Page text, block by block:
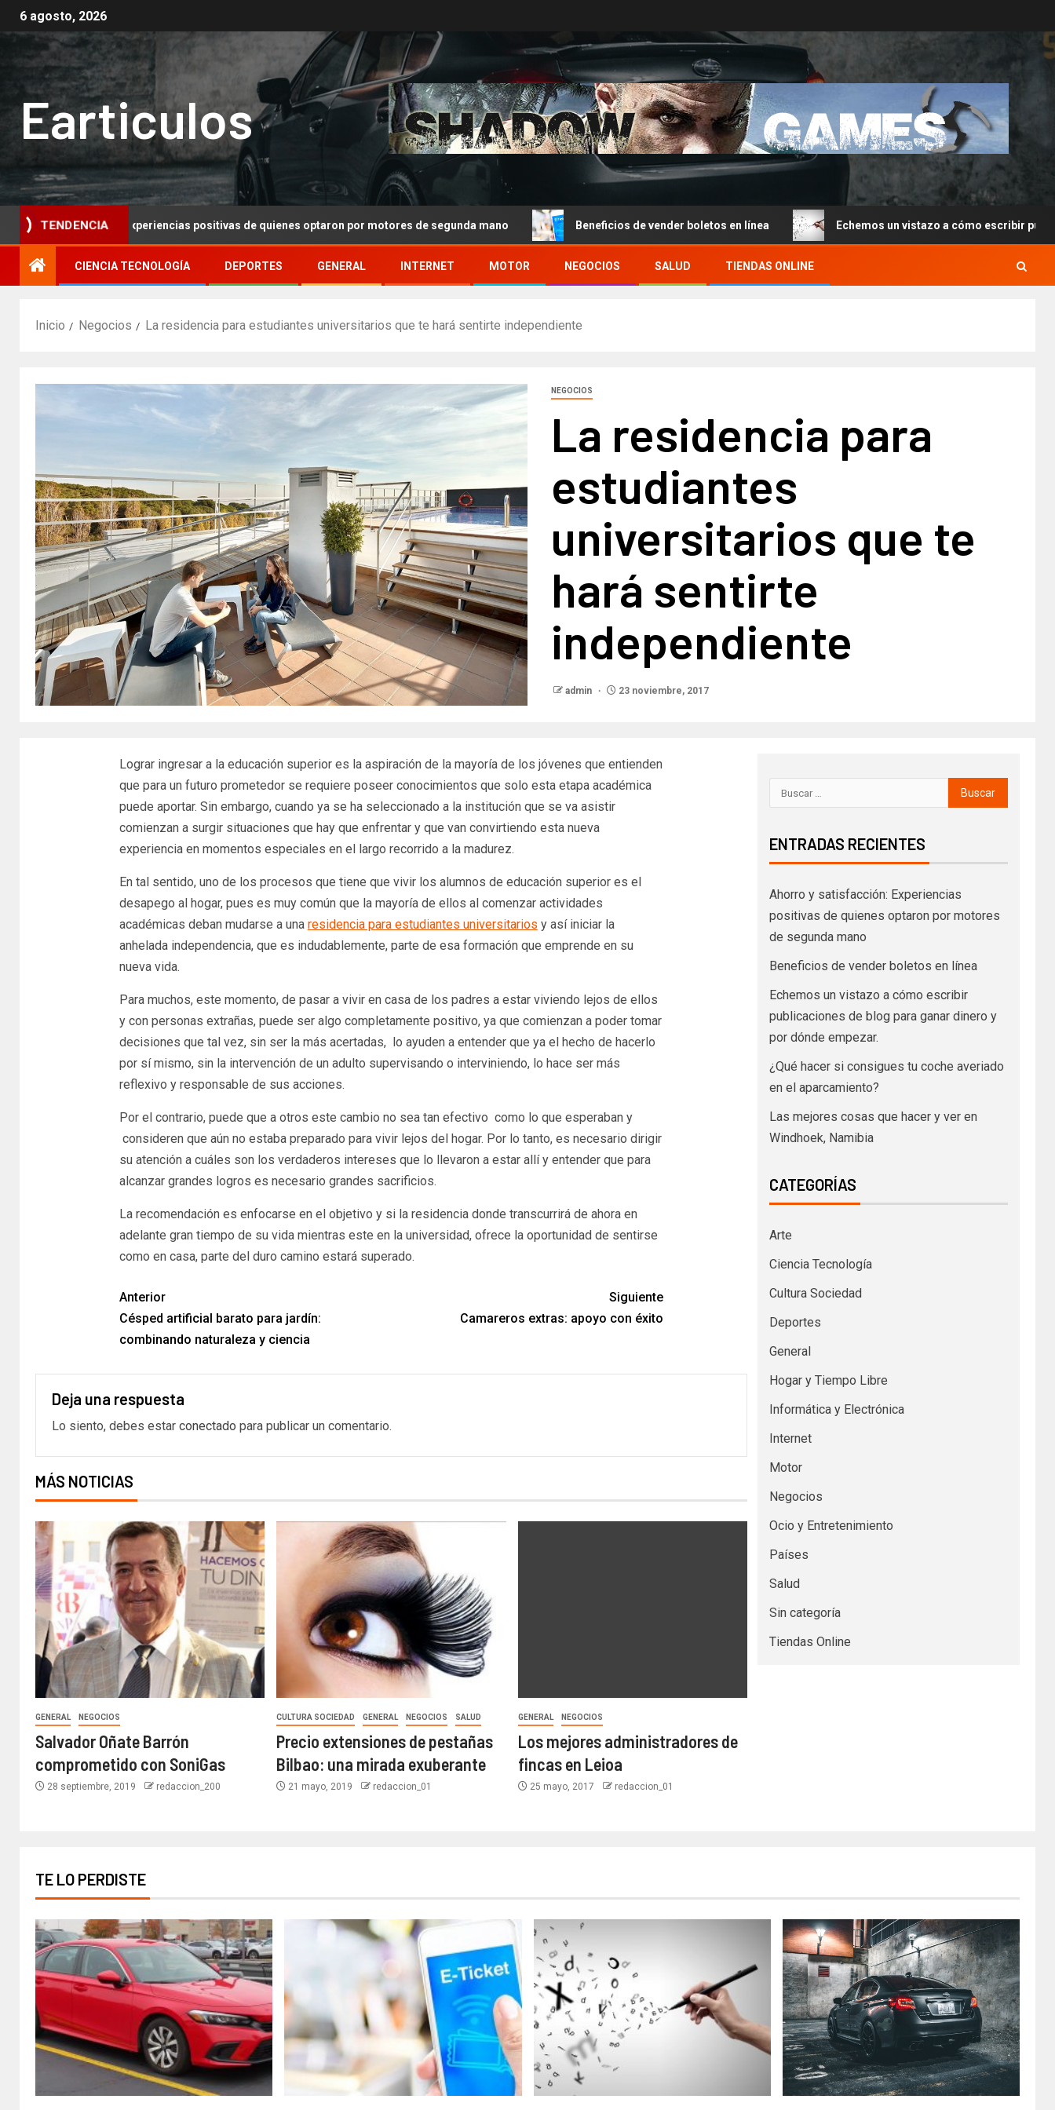
6 agosto, 2026
Earticulos
TENDENCIA
satisfacción: Experiencias positivas de quienes optaron por motores de segunda mano Beneficios de vender boletos en línea Echemos un vistazo a cómo escribir
CIENCIA TECNOLOGÍA DEPORTES GENERAL INTERNET MOTOR NEGOCIOS SALUD TIENDAS ONLINE
Inicio Negocios La residencia para estudiantes universitarios que te hará sentirte independiente
NEGOCIOS
La residencia para
estudiantes
universitarios que te
hará sentirte
independiente
admin 23 noviembre, 2017
Lograr ingresar a la educación superior es la aspiración de la mayoría de los jóvenes que entienden
que para un futuro prometedor se requiere poseer conocimientos que solo esta etapa académica
puede aportar. Sin embargo, cuando ya se ha seleccionado a la institución que se va asistir
comienzan a surgir situaciones que hay que enfrentar y que van convirtiendo esta nueva
experiencia en momentos especiales en el largo recorrido a la madurez.
En tal sentido, uno de los procesos que tiene que vivir los alumnos de educación superior es el
desapego al hogar, pues es muy común que la mayoría de ellos al comenzar actividades
académicas deban mudarse a una residencia para estudiantes universitarios y así iniciar la
anhelada independencia, que es indudablemente, parte de esa formación que emprende en su
nueva vida.
Para muchos, este momento, de pasar a vivir en casa de los padres a estar viviendo lejos de ellos
y con personas extrañas, puede ser algo completamente positivo, ya que comienzan a poder tomar
decisiones que tal vez, sin ser la más acertadas, lo ayuden a entender que ya el hecho de hacerlo
por sí mismo, sin la intervención de un adulto supervisando o interviniendo, lo hace ser más
reflexivo y responsable de sus acciones.
Por el contrario, puede que a otros este cambio no sea tan efectivo como lo que esperaban y
consideren que aún no estaba preparado para vivir lejos del hogar. Por lo tanto, es necesario dirigir
su atención a cuáles son los verdaderos intereses que lo llevaron a estar allí y entender que para
alcanzar grandes logros es necesario grandes sacrificios.
La recomendación es enfocarse en el objetivo y si la residencia donde transcurrirá de ahora en
adelante gran tiempo de su vida mientras este en la universidad, ofrece la oportunidad de sentirse
como en casa, parte del duro camino estará superado.
Anterior
Césped artificial barato para jardín:
combinando naturaleza y ciencia
Siguiente
Camareros extras: apoyo con éxito
Deja una respuesta
Lo siento, debes estar conectado para publicar un comentario.
MÁS NOTICIAS
GENERAL NEGOCIOS
Salvador Oñate Barrón
comprometido con SoniGas
28 septiembre, 2019 redaccion_200
CULTURA SOCIEDAD GENERAL NEGOCIOS SALUD
Precio extensiones de pestañas
Bilbao: una mirada exuberante
21 mayo, 2019 redaccion_01
GENERAL NEGOCIOS
Los mejores administradores de
fincas en Leioa
25 mayo, 2017 redaccion_01
ENTRADAS RECIENTES
Ahorro y satisfacción: Experiencias
positivas de quienes optaron por motores
de segunda mano
Beneficios de vender boletos en línea
Echemos un vistazo a cómo escribir
publicaciones de blog para ganar dinero y
por dónde empezar.
¿Qué hacer si consigues tu coche averiado
en el aparcamiento?
Las mejores cosas que hacer y ver en
Windhoek, Namibia
CATEGORÍAS
Arte
Ciencia Tecnología
Cultura Sociedad
Deportes
General
Hogar y Tiempo Libre
Informática y Electrónica
Internet
Motor
Negocios
Ocio y Entretenimiento
Países
Salud
Sin categoría
Tiendas Online
TE LO PERDISTE